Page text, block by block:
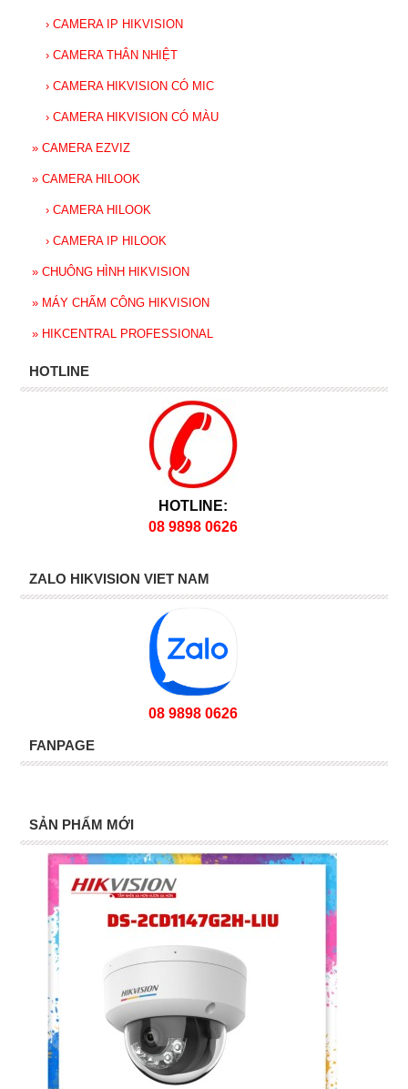
› CAMERA IP HIKVISION
› CAMERA THÂN NHIỆT
› CAMERA HIKVISION CÓ MIC
› CAMERA HIKVISION CÓ MÀU
» CAMERA EZVIZ
» CAMERA HILOOK
› CAMERA HILOOK
› CAMERA IP HILOOK
» CHUÔNG HÌNH HIKVISION
» MÁY CHẤM CÔNG HIKVISION
» HIKCENTRAL PROFESSIONAL
HOTLINE
HOTLINE:
08 9898 0626
ZALO HIKVISION VIET NAM
08 9898 0626
FANPAGE
SẢN PHẨM MỚI